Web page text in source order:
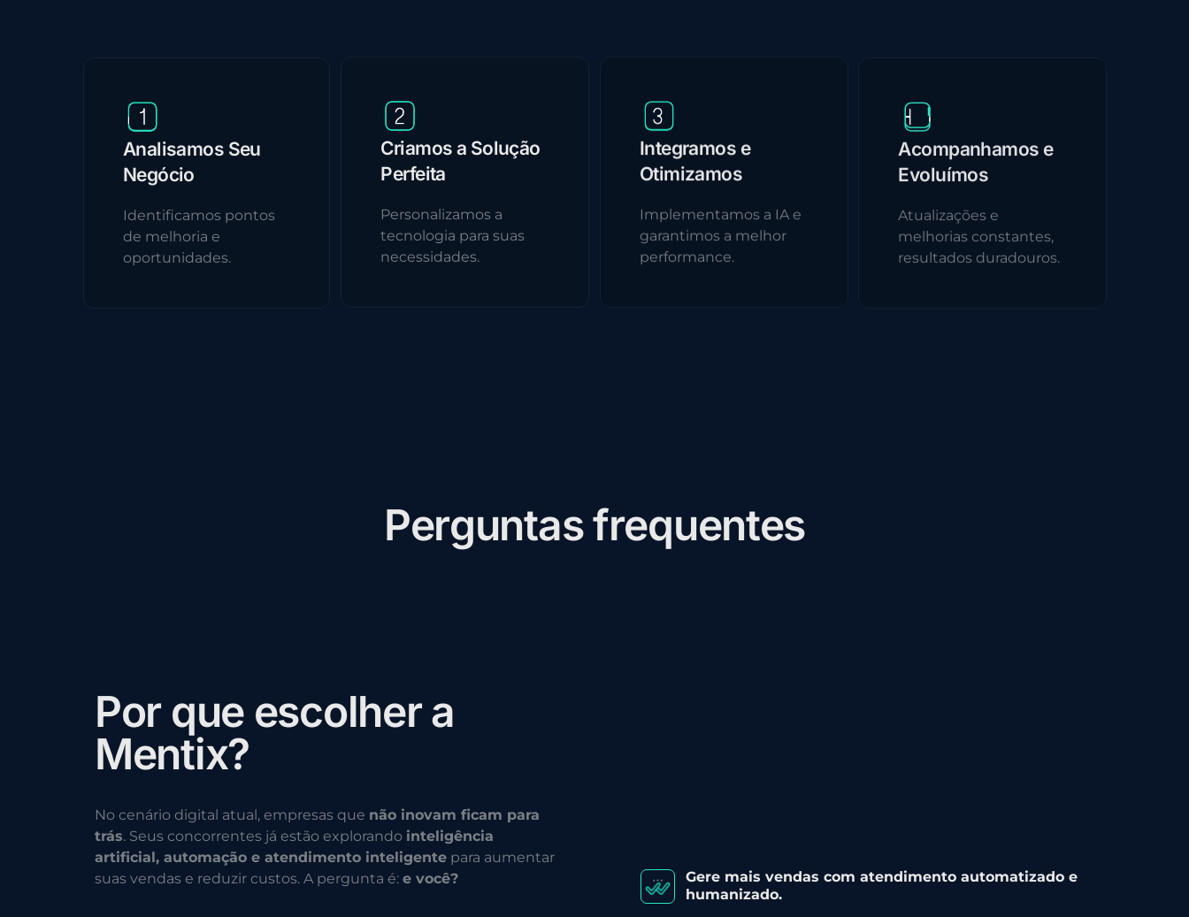
Analisamos Seu
Negócio
Identificamos pontos
de melhoria e
oportunidades.
Criamos a Solução
Perfeita
Personalizamos a
tecnologia para suas
necessidades.
Integramos e
Otimizamos
Implementamos a IA e
garantimos a melhor
performance.
Acompanhamos e
Evoluímos
Atualizações e
melhorias constantes,
resultados duradouros.
Perguntasfrequentes
Por que escolhera
Mentix?
No cenário digital atual, empresas que não inovam ficam para
trás. Seus concorrentes já estão explorando inteligência
artificial, automação e atendimento inteligente para aumentar
suas vendas e reduzir custos. A pergunta é: e você?
Gere mais vendas com atendimento automatizado e
humanizado.